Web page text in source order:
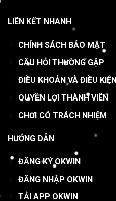
LIÊN KẾT NHANH
CHÍNH SÁCH BẢO MẬT
CÂU HỎI THƯỜNG GẶP
ĐIỀU KHOẢN VÀ ĐIỀU KIỆN
QUYỀN LỢI THÀNH VIÊN
CHƠI CÓ TRÁCH NHIỆM
HƯỚNG DẪN
ĐĂNG KÝ OKWIN
ĐĂNG NHẬP OKWIN
TẢI APP OKWIN